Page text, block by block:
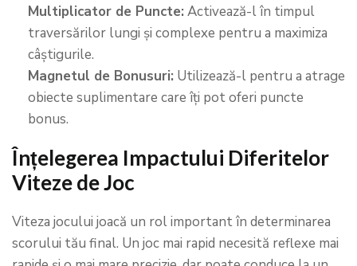
Multiplicator de Puncte: Activează-l în timpul
traversărilor lungi și complexe pentru a maximiza
câștigurile.
Magnetul de Bonusuri: Utilizează-l pentru a atrage
obiecte suplimentare care îți pot oferi puncte
bonus.
Înțelegerea Impactului Diferitelor
Viteze de Joc
Viteza jocului joacă un rol important în determinarea
scorului tău final. Un joc mai rapid necesită reflexe mai